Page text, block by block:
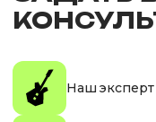
Наш эксперт